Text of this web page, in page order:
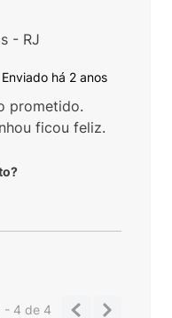
Enviado há 2 anos
prometido.
ficou feliz.
- RJ
- 4de 4